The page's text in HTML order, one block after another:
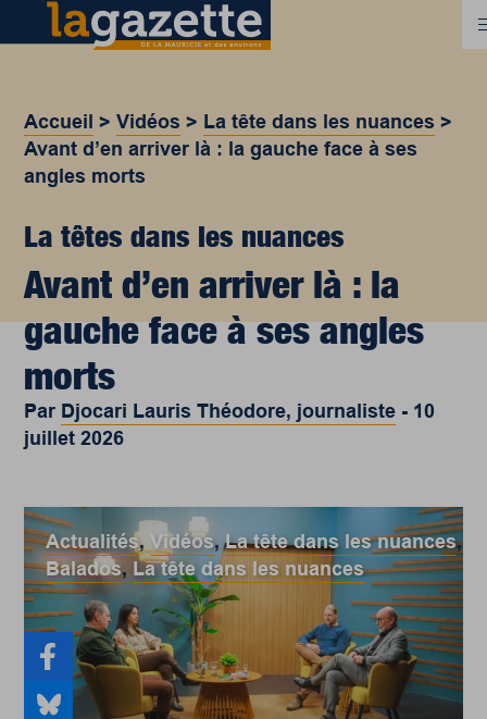
Accueil >Vidéos > La tête dans les nuances >
Avant d’en arriver là : la gauche face à ses
angles morts
La têtes dans les nuances
Avant d’en arriver là : la
gauche face à ses angles
morts
Par Djocari Lauris Théodore, journaliste - 10
juillet 2026
Actualités,Vidéos,La tête dans les nuances,
Balados, La tête dans les nuances